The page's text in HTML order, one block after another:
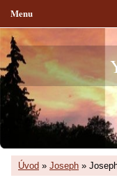
Úvod » Joseph » Joseph
Menu